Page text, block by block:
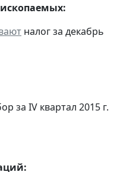
налог за декабрь
за IV квартал 2015 г.